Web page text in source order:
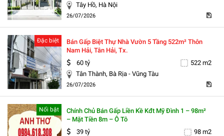
5
Tây Hồ, Hà Nội
26/07/2026
5
Đặc biệt
Bán Gấp Biệt Thự Nhà Vườn 5 Tầng 522m² Thôn
Nam Hải, Tân Hải, Tx.
60 tỷ
522 m2
Tân Thành, Bà Rịa - Vũng Tàu
26/07/2026
Nổi bật
Chính Chủ Bán Gấp Liền Kề Kđt Mỹ Đình 1 – 98m²
– Mặt Tiền 8m – Ô Tô
39 tỷ
98 m2